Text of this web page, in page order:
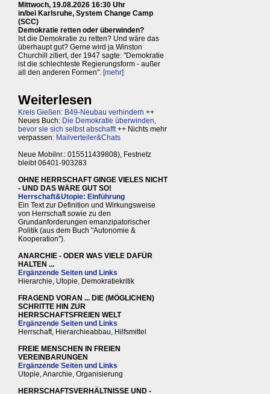
Mittwoch, 19.08.2026 16:30 Uhr
in/bei Karlsruhe, System Change Camp
(SCC)
Demokratie retten oder überwinden?
Ist die Demokratie zu retten? Und wäre das
überhaupt gut? Gerne wird ja Winston
Churchill zitiert, der 1947 sagte: "Demokratie
ist die schlechteste Regierungsform - außer
all den anderen Formen". [mehr]
Weiterlesen
Kreis Gießen: B49-Neubau verhindern ++
Neues Buch: Die Demokratie überwinden,
bevor sie sich selbst abschafft++ Nichts mehr
verpassen: Mailverteiler&Chats
Neue Mobilnr.: 015511439808), Festnetz
bleibt 06401-903283
OHNE HERRSCHAFT GINGE VIELES NICHT
- UND DAS WÄRE GUT SO!
Herrschaft&Utopie: Einführung
Ein Text zur Definition und Wirkungsweise
von Herrschaft sowie zu den
Grundanforderungen emanzipatorischer
Politik (aus dem Buch "Autonomie &
Kooperation").
ANARCHIE - ODER WAS VIELE DAFÜR
HALTEN ...
Ergänzende Seiten und Links
Hierarchie, Utopie, Demokratiekritik
FRAGEND VORAN ... DIE (MÖGLICHEN)
SCHRITTE HIN ZUR
HERRSCHAFTSFREIEN WELT
Ergänzende Seiten und Links
Herrschaft, Hierarchieabbau, Hilfsmittel
FREIE MENSCHEN IN FREIEN
VEREINBARUNGEN
Ergänzende Seiten und Links
Utopie, Anarchie, Organisierung
HERRSCHAFTSVERHÄLTNISSE UND -